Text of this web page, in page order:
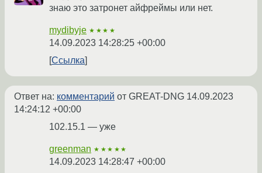
знаю это затронет айфреймы или нет.
mydibyje ★★★★
14.09.2023 14:28:25 +00:00
Ссылка
Ответ на: комментарий от GREAT-DNG 14.09.2023
14:24:12 +00:00
102.15.1 — уже
greenman ★★★★★
14.09.2023 14:28:47 +00:00